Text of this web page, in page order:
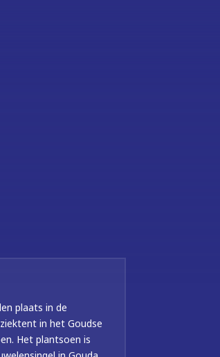
plaats in de
in het Goudse
Het plantsoen is